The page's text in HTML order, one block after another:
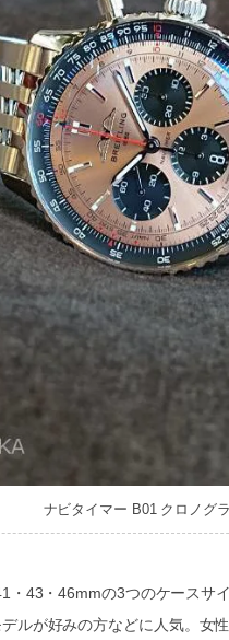
ナビタイマー B01 クロノグ
・43・46mmの3つのケースサ
ルが好みの方などに人気。女